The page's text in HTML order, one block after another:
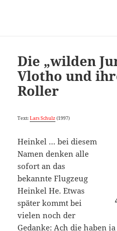
Die „wilden
Vlotho und
Roller
Text:Lars Schulz (1997)
Heinkel … bei diesem
Namen denken alle
sofort an das
bekannte Flugzeug
Heinkel He. Etwas
später kommt bei
vielen noch der
Gedanke: Ach die haben